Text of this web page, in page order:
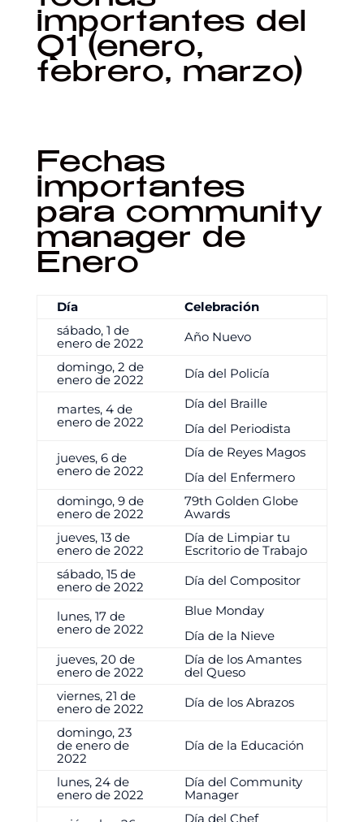
importantes del
Q1 (enero,
febrero, marzo)
Fechas
importantes
para community
manager de
Enero
Día
Celebración
sábado, 1 de
enero de 2022
Año Nuevo
domingo, 2 de
enero de 2022
Día del Policía
martes, 4 de
enero de 2022
Día del Braille
Día del Periodista
jueves, 6 de
enero de 2022
Día de Reyes Magos
Día del Enfermero
domingo, 9 de
enero de 2022
79th Golden Globe
Awards
jueves, 13 de
enero de 2022
Día de Limpiar tu
Escritorio de Trabajo
sábado, 15 de
enero de 2022
Día del Compositor
lunes, 17 de
enero de 2022
Blue Monday
Día de la Nieve
jueves, 20 de
enero de 2022
Día de los Amantes
del Queso
viernes, 21 de
enero de 2022
Día de los Abrazos
domingo, 23
de enero de
2022
Día de la Educación
lunes, 24 de
enero de 2022
Día del Community
Manager
Día del Chef